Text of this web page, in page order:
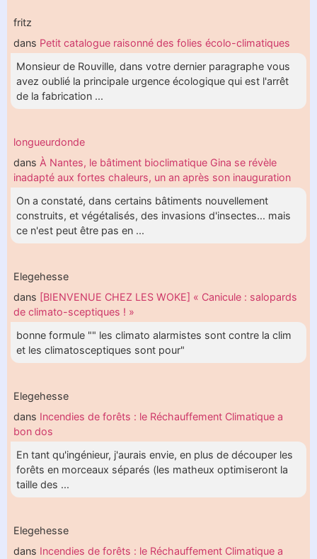
fritz
dans Petit catalogue raisonné des folies écolo-climatiques
Monsieur de Rouville, dans votre dernier paragraphe vous
avez oublié la principale urgence écologique qui est l'arrêt
de la fabrication ...
longueurdonde
dans À Nantes, le bâtiment bioclimatique Gina se révèle
inadapté aux fortes chaleurs, un an après son inauguration
On a constaté, dans certains bâtiments nouvellement
construits, et végétalisés, des invasions d'insectes... mais
ce n'est peut être pas en ...
Elegehesse
dans [BIENVENUE CHEZ LES WOKE] « Canicule : salopards
de climato-sceptiques ! »
bonne formule "" les climato alarmistes sont contre la clim
et les climatosceptiques sont pour"
Elegehesse
dans Incendies de forêts : le Réchauffement Climatique a
bon dos
En tant qu'ingénieur, j'aurais envie, en plus de découper les
forêts en morceaux séparés (les matheux optimiseront la
taille des ...
Elegehesse
dans Incendies de forêts : le Réchauffement Climatique a